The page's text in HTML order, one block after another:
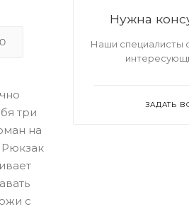
три
на
с
Нужна
Наши специалисты
ЗАДАТЬ